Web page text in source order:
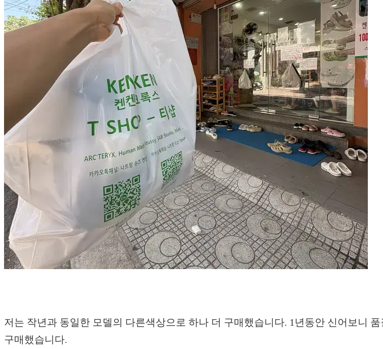
저는 작년과 동일한 모델의 다른색상으로 하나 더 구매했습니다. 1년동안 신어보니
구매했습니다.